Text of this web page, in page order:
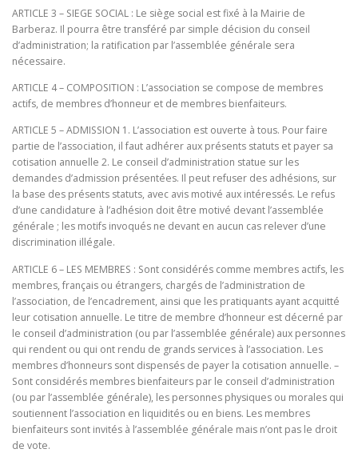
ARTICLE 3 – SIEGE SOCIAL : Le siège social est fixé à la Mairie de
Barberaz. Il pourra être transféré par simple décision du conseil
d’administration; la ratification par l’assemblée générale sera
nécessaire.
ARTICLE 4 – COMPOSITION : L’association se compose de membres
actifs, de membres d’honneur et de membres bienfaiteurs.
ARTICLE 5 – ADMISSION 1. L’association est ouverte à tous. Pour faire
partie de l’association, il faut adhérer aux présents statuts et payer sa
cotisation annuelle 2. Le conseil d’administration statue sur les
demandes d’admission présentées. Il peut refuser des adhésions, sur
la base des présents statuts, avec avis motivé aux intéressés. Le refus
d’une candidature à l’adhésion doit être motivé devant l’assemblée
générale ; les motifs invoqués ne devant en aucun cas relever d’une
discrimination illégale.
ARTICLE 6 – LES MEMBRES : Sont considérés comme membres actifs, les
membres, français ou étrangers, chargés de l’administration de
l’association, de l’encadrement, ainsi que les pratiquants ayant acquitté
leur cotisation annuelle. Le titre de membre d’honneur est décerné par
le conseil d’administration (ou par l’assemblée générale) aux personnes
qui rendent ou qui ont rendu de grands services à l’association. Les
membres d’honneurs sont dispensés de payer la cotisation annuelle. –
Sont considérés membres bienfaiteurs par le conseil d’administration
(ou par l’assemblée générale), les personnes physiques ou morales qui
soutiennent l’association en liquidités ou en biens. Les membres
bienfaiteurs sont invités à l’assemblée générale mais n’ont pas le droit
de vote.